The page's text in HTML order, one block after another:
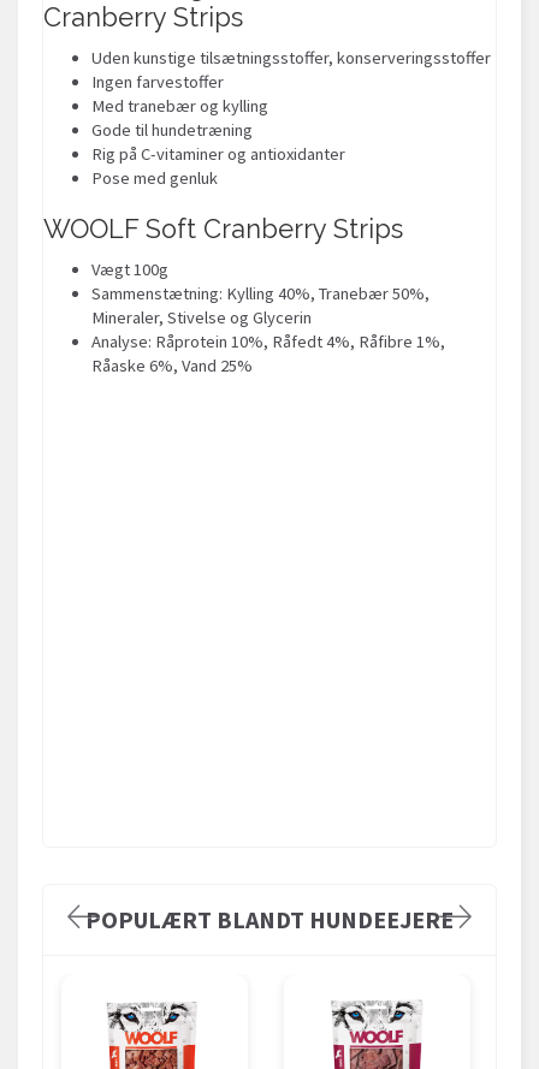
Cranberry Strips
Uden kunstige tilsætningsstoffer, konserveringsstoffer
Ingen farvestoffer
Med tranebær og kylling
Gode til hundetræning
Rig på C-vitaminer og antioxidanter
Pose med genluk
WOOLF Soft Cranberry Strips
Vægt 100g
Sammenstætning: Kylling 40%, Tranebær 50%,
Mineraler, Stivelse og Glycerin
Analyse: Råprotein 10%, Råfedt 4%, Råfibre 1%,
Råaske 6%, Vand 25%
POPULÆRT BLANDT HUNDEEJERE